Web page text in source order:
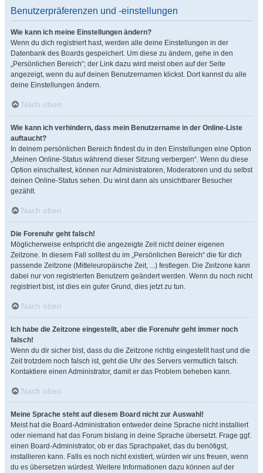
Benutzerpräferenzen und -einstellungen
Wie kann ich meine Einstellungen ändern?
Wenn du dich registriert hast, werden alle deine Einstellungen in der
Datenbank des Boards gespeichert. Um diese zu ändern, gehe in den
„Persönlichen Bereich“; der Link dazu wird meist oben auf der Seite
angezeigt, wenn du auf deinen Benutzernamen klickst. Dort kannst du alle
deine Einstellungen ändern.
Nach oben
Wie kann ich verhindern, dass mein Benutzername in der Online-Liste
auftaucht?
In deinem persönlichen Bereich findest du in den Einstellungen eine Option
„Meinen Online-Status während dieser Sitzung verbergen“. Wenn du diese
Option einschaltest, können nur Administratoren, Moderatoren und du selbst
deinen Online-Status sehen. Du wirst dann als unsichtbarer Besucher
gezählt.
Nach oben
Die Forenuhr geht falsch!
Möglicherweise entspricht die angezeigte Zeit nicht deiner eigenen
Zeitzone. In diesem Fall solltest du im „Persönlichen Bereich“ die für dich
passende Zeitzone (Mitteleuropäische Zeit, ...) festlegen. Die Zeitzone kann
dabei nur von registrierten Benutzern geändert werden. Wenn du noch nicht
registriert bist, ist dies ein guter Grund, dies jetzt zu tun.
Nach oben
Ich habe die Zeitzone eingestellt, aber die Forenuhr geht immer noch
falsch!
Wenn du dir sicher bist, dass du die Zeitzone richtig eingestellt hast und die
Zeit trotzdem noch falsch ist, geht die Uhr des Servers vermutlich falsch.
Kontaktiere einen Administrator, damit er das Problem beheben kann.
Nach oben
Meine Sprache steht auf diesem Board nicht zur Auswahl!
Meist hat die Board-Administration entweder deine Sprache nicht installiert
oder niemand hat das Forum bislang in deine Sprache übersetzt. Frage ggf.
einen Board-Administrator, ob er das Sprachpaket, das du benötigst,
installieren kann. Falls es noch nicht existiert, würden wir uns freuen, wenn
du es übersetzen würdest. Weitere Informationen dazu können auf der